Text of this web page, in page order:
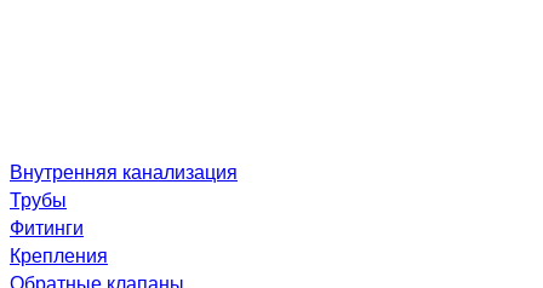
Внутренняя канализация
Трубы
Фитинги
Крепления